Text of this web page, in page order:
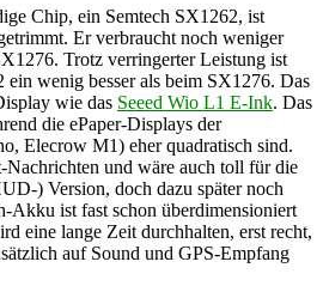
Chip, ein Semtech SX1262, ist
Er verbraucht noch weniger
Trotz verringerter Leistung ist
wenig besser als beim SX1276. Das
wie das Seeed Wio L1 E-Ink. Das
die ePaper-Displays der
Elecrow M1) eher quadratisch sind.
und wäre auch toll für die
) Version, doch dazu später noch
Akku ist fast schon überdimensioniert
eine lange Zeit durchhalten, erst recht,
auf Sound und GPS-Empfang